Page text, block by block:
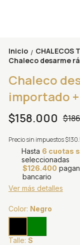
Inicio / CHALECOS
Chaleco desarme
Chaleco
importado
$158.000
Precio sin impuestos
Hasta 6 cuotas
seleccionadas
$126.400
bancario
Ver más detalles
Color: Negro
Talle: S